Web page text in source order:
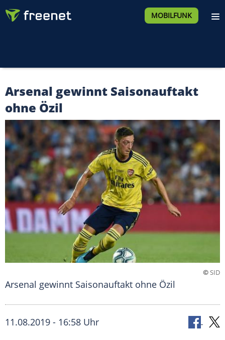
MOBILFUNK
Arsenal gewinnt Saisonauftakt
ohne Özil
©SID
Arsenal gewinnt Saisonauftakt ohne Özil
11.08.2019 - 16:58 Uhr